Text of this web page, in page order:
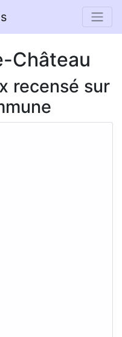
Château
recensé sur